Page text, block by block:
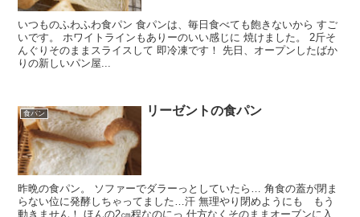
いつものふわふわ食パン 食パンは、毎日食べても飽きないから すご
いです。 ホワイトラインもありーのいい感じに 焼けました。 2斤そ
んぐりそのままスライスして 即冷凍です！ 先日、オープンしたばか
りの新しいパン屋...
食パン リーゼントの食パン
昨晩の食パン。 ソファーでダラーっとしていたら… 角食の蓋が閉ま
らない位に発酵しちゃってました…汗 無理やり閉めようにも もう
動きません！ ほんの2㎝程なのにっ 仕方なくそのままオーブンに入